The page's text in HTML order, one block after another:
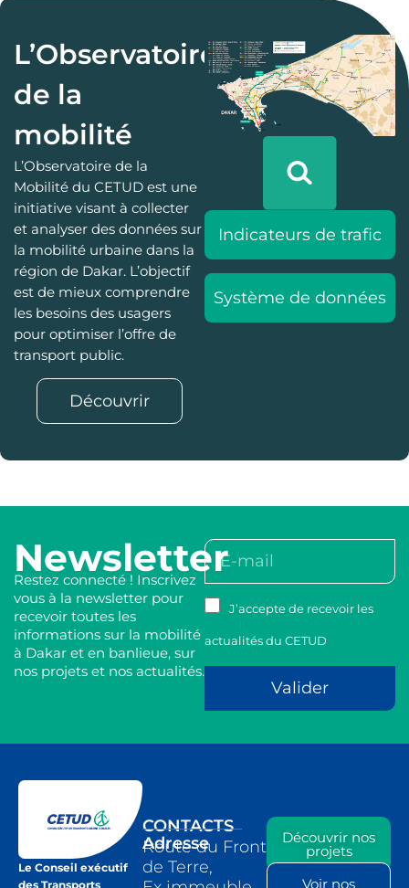
L’Observatoire
de la
mobilité
L’Observatoire de la
Mobilité du CETUD est une
initiative visant à collecter
et analyser des données sur
la mobilité urbaine dans la
région de Dakar. L’objectif
est de mieux comprendre
les besoins des usagers
pour optimiser l’offre de
transport public.
Découvrir
Indicateurs de trafic
Système de données
Newsletter
Restez connecté ! Inscrivez
vous à la newsletter pour
recevoir toutes les
informations sur la mobilité
à Dakar et en banlieue, sur
nos projets et nos actualités.
J’accepte de recevoir les
actualités du CETUD
Valider
Le Conseil exécutif
des Transports
CONTACTS
Adresse
Route du Front
de Terre,
Découvrir nos
projets
Voir nos